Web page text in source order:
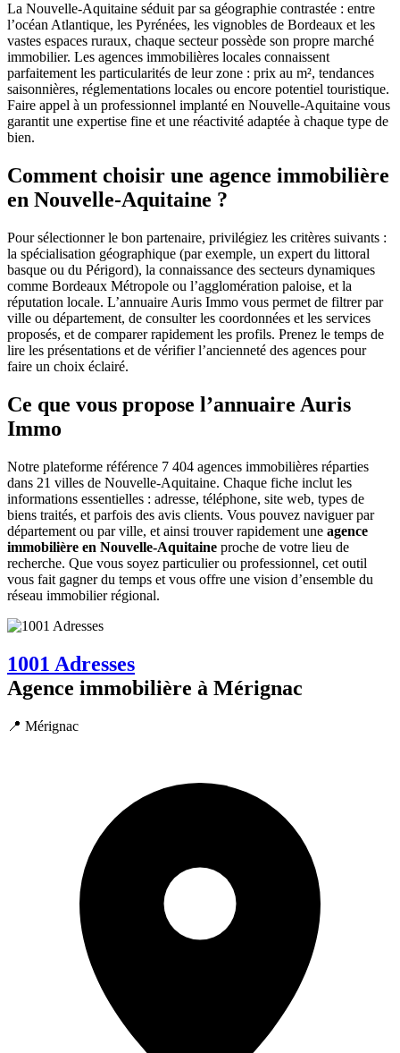
La Nouvelle-Aquitaine séduit par sa géographie contrastée : entre
l’océan Atlantique, les Pyrénées, les vignobles de Bordeaux et les
vastes espaces ruraux, chaque secteur possède son propre marché
immobilier. Les agences immobilières locales connaissent
parfaitement les particularités de leur zone : prix au m², tendances
saisonnières, réglementations locales ou encore potentiel touristique.
Faire appel à un professionnel implanté en Nouvelle-Aquitaine vous
garantit une expertise fine et une réactivité adaptée à chaque type de
bien.
Comment choisir une agence immobilière
en Nouvelle-Aquitaine ?
Pour sélectionner le bon partenaire, privilégiez les critères suivants :
la spécialisation géographique (par exemple, un expert du littoral
basque ou du Périgord), la connaissance des secteurs dynamiques
comme Bordeaux Métropole ou l’agglomération paloise, et la
réputation locale. L’annuaire Auris Immo vous permet de filtrer par
ville ou département, de consulter les coordonnées et les services
proposés, et de comparer rapidement les profils. Prenez le temps de
lire les présentations et de vérifier l’ancienneté des agences pour
faire un choix éclairé.
Ce que vous propose l’annuaire Auris
Immo
Notre plateforme référence 7 404 agences immobilières réparties
dans 21 villes de Nouvelle-Aquitaine. Chaque fiche inclut les
informations essentielles : adresse, téléphone, site web, types de
biens traités, et parfois des avis clients. Vous pouvez naviguer par
département ou par ville, et ainsi trouver rapidement une agence
immobilière en Nouvelle-Aquitaine proche de votre lieu de
recherche. Que vous soyez particulier ou professionnel, cet outil
vous fait gagner du temps et vous offre une vision d’ensemble du
réseau immobilier régional.
1001 Adresses
Agence immobilière à Mérignac
📍 Mérignac